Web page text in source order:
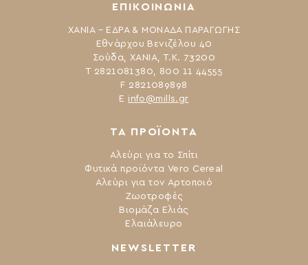
NEWSLETTER
ΤΑ ΠΡΟΪΟΝΤΑ
Αλεύρι για το Σπίτι
Φυτικά προϊόντα Vero Cereal
Αλεύρι για τον Αρτοποιό
Ζωοτροφές
Βιομάζα Ελιάς
Ελαιάλευρο
ΕΠΙΚΟΙΝΩΝΙΑ
ΧΑΝΙΑ – ΕΔΡΑ & ΜΟΝΑΔΑ ΠΑΡΑΓΩΓΗΣ
Εθνάρχου Βενιζέλου 40
Σούδα, ΧΑΝΙΑ, Τ.Κ. 73200
Τ 2821081380, 800 11 44555
F 2821089898
Ε info@mills.gr